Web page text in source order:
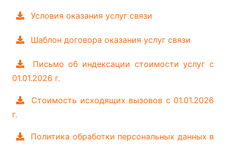
Условия оказания услуг связи
Шаблон договора оказания услуг связи
Письмо об индексации стоимости услуг с
01.01.2026 г.
Стоимость исходящих вызовов с 01.01.2026
г.
Политика обработки персональных данных в